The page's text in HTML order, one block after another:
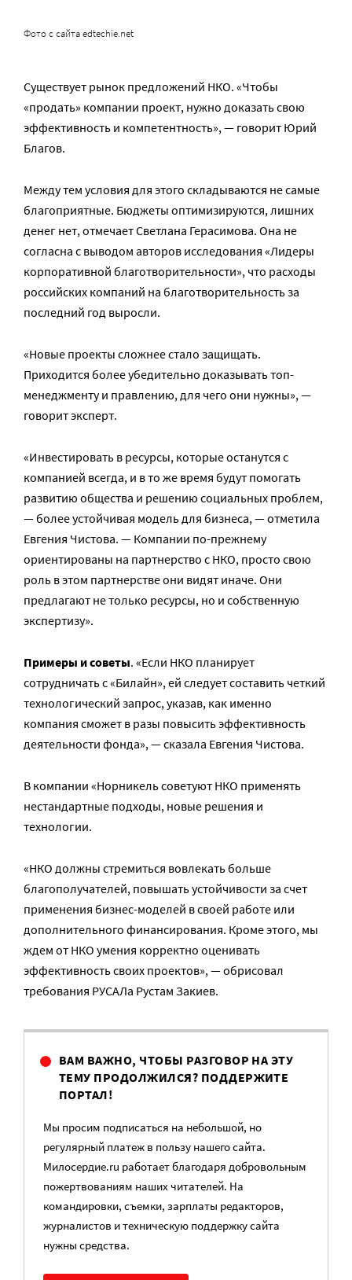
Фото с сайта edtechie.net
Существует рынок предложений НКО. «Чтобы
«продать» компании проект, нужно доказать свою
эффективность и компетентность», — говорит Юрий
Благов.
Между тем условия для этого складываются не самые
благоприятные. Бюджеты оптимизируются, лишних
денег нет, отмечает Светлана Герасимова. Она не
согласна с выводом авторов исследования «Лидеры
корпоративной благотворительности», что расходы
российских компаний на благотворительность за
последний год выросли.
«Новые проекты сложнее стало защищать.
Приходится более убедительно доказывать топ-
менеджменту и правлению, для чего они нужны», —
говорит эксперт.
«Инвестировать в ресурсы, которые останутся с
компанией всегда, и в то же время будут помогать
развитию общества и решению социальных проблем,
— более устойчивая модель для бизнеса, — отметила
Евгения Чистова. — Компании по-прежнему
ориентированы на партнерство с НКО, просто свою
роль в этом партнерстве они видят иначе. Они
предлагают не только ресурсы, но и собственную
экспертизу».
Примеры и советы. «Если НКО планирует
сотрудничать с «Билайн», ей следует составить четкий
технологический запрос, указав, как именно
компания сможет в разы повысить эффективность
деятельности фонда», — сказала Евгения Чистова.
В компании «Норникель советуют НКО применять
нестандартные подходы, новые решения и
технологии.
«НКО должны стремиться вовлекать больше
благополучателей, повышать устойчивости за счет
применения бизнес-моделей в своей работе или
дополнительного финансирования. Кроме этого, мы
ждем от НКО умения корректно оценивать
эффективность своих проектов», — обрисовал
требования РУСАЛа Рустам Закиев.
ВАМ ВАЖНО, ЧТОБЫ РАЗГОВОР НА ЭТУ
ТЕМУ ПРОДОЛЖИЛСЯ? ПОДДЕРЖИТЕ
ПОРТАЛ!
Мы просим подписаться на небольшой, но
регулярный платеж в пользу нашего сайта.
Милосердие.ru работает благодаря добровольным
пожертвованиям наших читателей. На
командировки, съемки, зарплаты редакторов,
журналистов и техническую поддержку сайта
нужны средства.